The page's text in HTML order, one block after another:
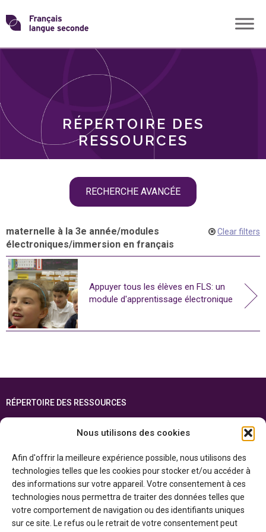
Nous utilisons des cookies
Afin d'offrir la meilleure expérience possible, nous utilisons des
technologies telles que les cookies pour stocker et/ou accéder à
des informations sur votre appareil. Votre consentement à ces
technologies nous permettra de traiter des données telles que
votre comportement de navigation ou des identifiants uniques
sur ce site. Le refus ou le retrait de votre consentement peut
Skip
toTransformons
langue
RÉPERTOIRE DES
RESSOURCES
RECHERCHE AVANCÉE
THÈMES
maternelle à la 3e année/modules
électroniques/immersion en français
Clear filters
Appuyer tous les élèves en FLS: un
module d'apprentissage électronique
RÉPERTOIRE DES RESSOURCES
ENGLISH
Cette ressource est réalisée grâce au soutien financier du gouvernement de
l’Ontario et du gouvernement duCanada par l’entremise du ministère du
Patrimoine canadien